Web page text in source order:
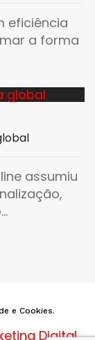
eficiência
a forma
assumiu
e Cookies.